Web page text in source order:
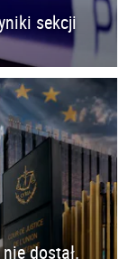
sekcji
dostał.